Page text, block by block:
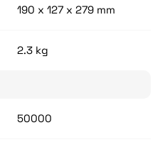
190 x 127 x 279 mm
2.3 kg
50000